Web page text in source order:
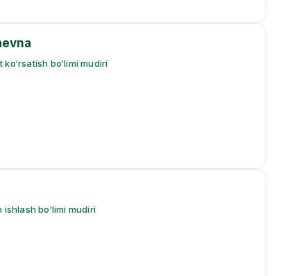
bo‘limi mudiri
bo‘limi mudiri